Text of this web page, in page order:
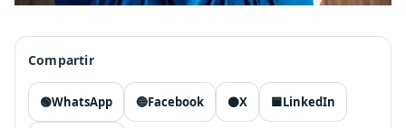
Compartir
🟢WhatsApp 🔵Facebook ⚫X 🟦LinkedIn